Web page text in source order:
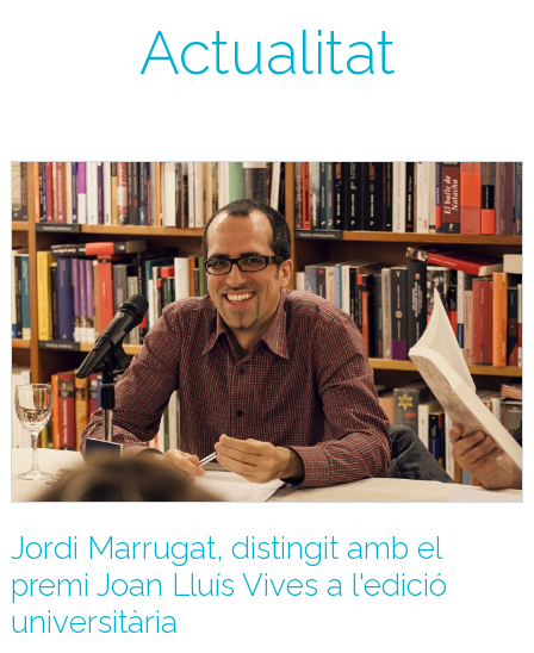
Actualitat
Jordi Marrugat, distingit amb el
premi Joan Lluís Vives a l'edició
universitària